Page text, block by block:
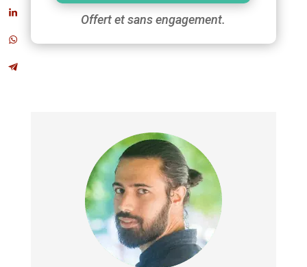
Offert et sans engagement.